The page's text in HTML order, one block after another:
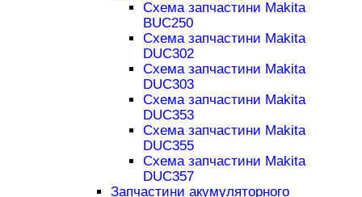
Схема запчастини Makita
BUC250
Схема запчастини Makita
DUC302
Схема запчастини Makita
DUC303
Схема запчастини Makita
DUC353
Схема запчастини Makita
DUC355
Схема запчастини Makita
DUC357
Запчастини акумуляторного